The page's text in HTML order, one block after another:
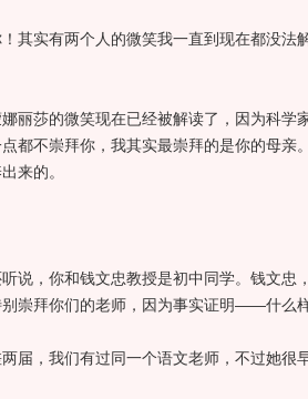
实有两个人的微笑我一直到现在都没法
莎的微笑现在已经被解读了，因为科学
都不崇拜你，我其实最崇拜的是你的母亲
来的。
，你和钱文忠教授是初中同学。钱文忠
崇拜你们的老师，因为事实证明——什么
，我们有过同一个语文老师，不过她很